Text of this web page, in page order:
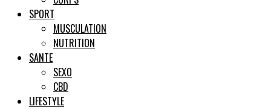
SPORT
MUSCULATION
NUTRITION
SANTE
SEXO
CBD
LIFESTYLE